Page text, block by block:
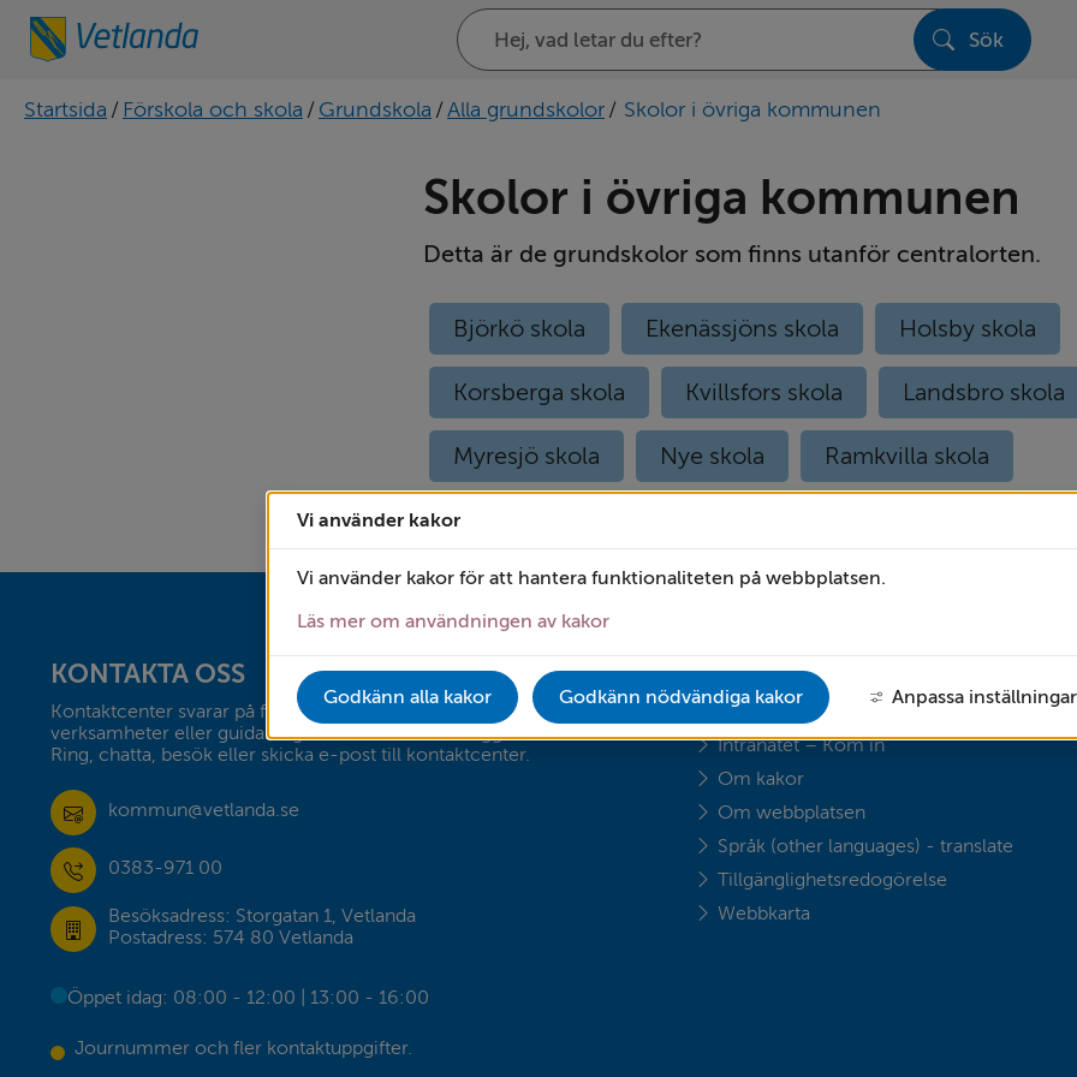
Vi använder kakor
Vi använder kakor för att hantera funktionaliteten på webbplatsen.
Läs mer om användningen av kakor
Godkänn alla kakor Godkänn nödvändiga kakor Anpassa inställningar
Sök
på
webbplatsen
Sök
Startsida / Förskola och skola / Grundskola / Alla grundskolor / Skolor i övriga kommunen
Skolor i övriga kommunen
Detta är de grundskolor som finns utanför centralorten.
Björkö skola Ekenässjöns skola Holsby skola
Korsberga skola Kvillsfors skola Landsbro skola
Myresjö skola Nye skola Ramkvilla skola
KONTAKTA OSS
Kontaktcenter svarar på frågor om vår service och
verksamheter eller guidar dig vidare till rätt handläggare.
Ring, chatta, besök eller skicka e-post till kontaktcenter.
kommun@vetlanda.se
0383-971 00
Besöksadress: Storgatan 1, Vetlanda
Postadress: 574 80 Vetlanda
Öppet idag: 08:00 - 12:00 | 13:00 - 16:00
Journummer och fler kontaktuppgifter.
OM WEBBPLATSEN
A till Ö
Intranätet – Kom in
Om kakor
Om webbplatsen
Språk (other languages) - translate
Tillgänglighetsredogörelse
Webbkarta